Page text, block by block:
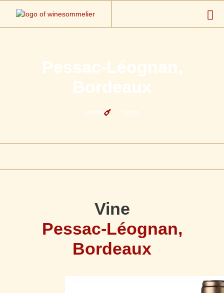
Pessac-Léognan,
Bordeaux
Home Shop
Vine
Pessac-Léognan,
Bordeaux